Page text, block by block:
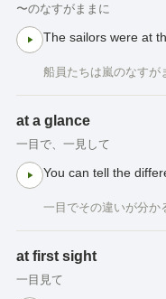
〜のなすがままに
The sailors were at
船員たちは嵐のなすが
at a glance
一目で、一見して
You can tell the
一目でその違いが分か
at first sight
一目見て